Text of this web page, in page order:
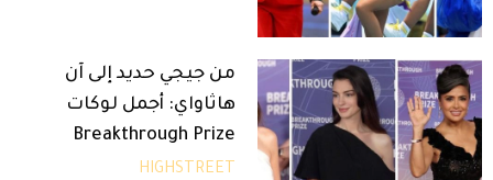
من جيجي حديد إلى آن
هاثاواي: أجمل لوكات
Breakthrough Prize
HIGHSTREET